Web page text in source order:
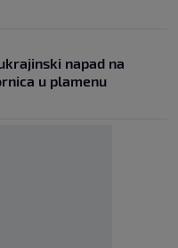
napad na
u plamenu